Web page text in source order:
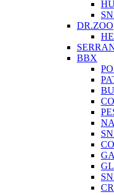
DR.ZOO
BBX